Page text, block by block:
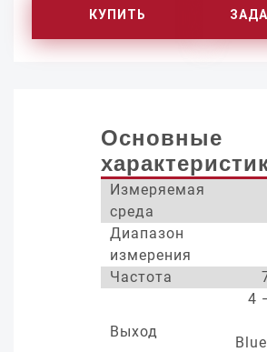
КУПИТЬ
Основные
Измеряемая
среда
Диапазон
измерения
Частота
Выход
4